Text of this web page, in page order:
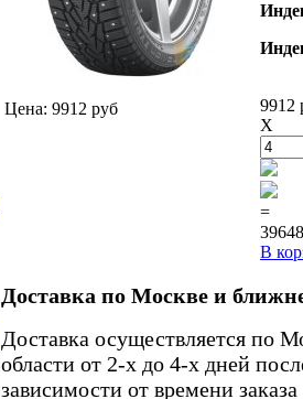
Цена: 9912 руб
9912
X
=
В
Доставка по Москве и
Доставка осуществляется по
области от 2-х до 4-х дней
зависимости от времени